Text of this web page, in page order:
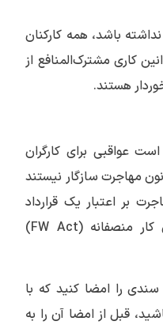
نداشته باشد، همه کارکنان
کاری مشترک‌المنافع از
هستند.
1958، ممکن است عواقبی برای کارگران
مهاجرت سازگار نیستند
بر اعتبار یک قرارداد
استخدامی یا خدمات تحت قانون کار منصفانه (FW Act)
را امضا کنید که با
قبل از امضا آن را به